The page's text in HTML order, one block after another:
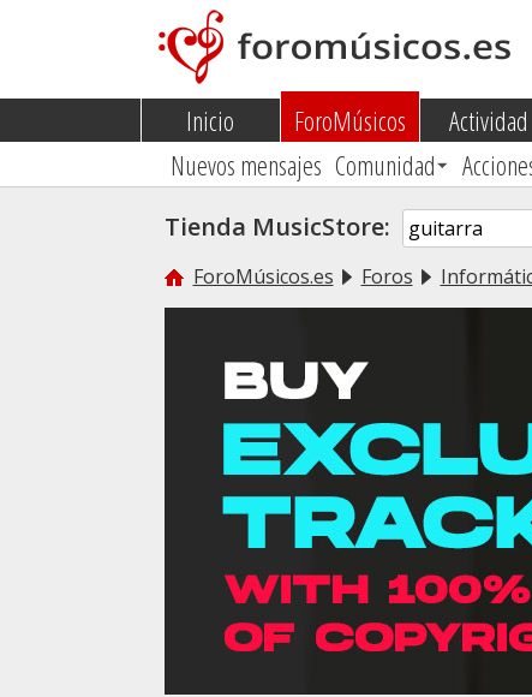
Inicio
ForoMúsicos
Nuevos mensajes Comunidad
Actividad
Tienda MusicStore:
ForoMúsicos.es Foros